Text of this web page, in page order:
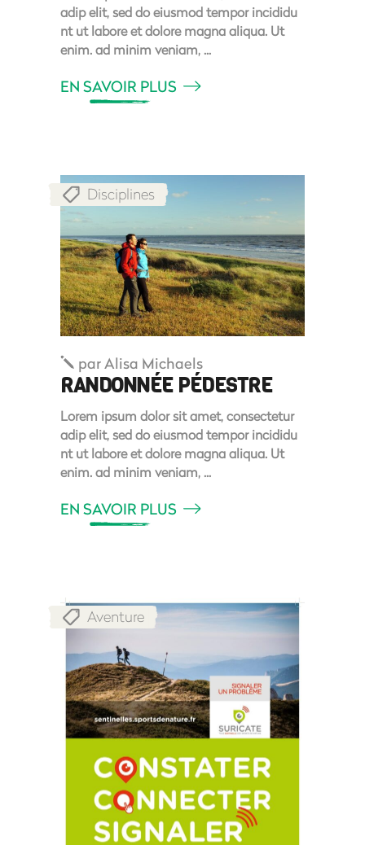
adip elit, sed do eiusmod tempor incididu
nt ut labore et dolore magna aliqua. Ut
enim. ad minim veniam,
EN SAVOIR PLUS
Disciplines
parAlisa Michaels
RANDONNÉE PÉDESTRE
Lorem ipsum dolor sit amet, consectetur
adip elit, sed do eiusmod tempor incididu
nt ut labore et dolore magna aliqua. Ut
enim. ad minim veniam,
EN SAVOIR PLUS
Aventure